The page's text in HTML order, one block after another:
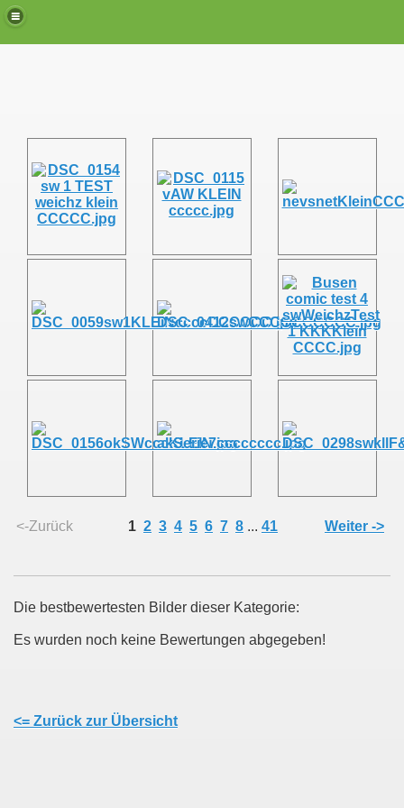
<-Zurück 1 2 3 4 5 6 7 8 ... 41 Weiter ->
Die bestbewertesten Bilder dieser Kategorie:
Es wurden noch keine Bewertungen abgegeben!
<= Zurück zur Übersicht